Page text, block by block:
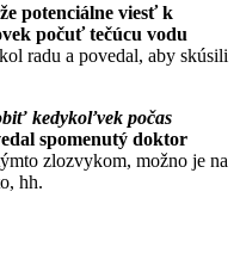
potenciálne viesť k
počuť tečúcu vodu
radu a povedal, aby skúsili
kedykoľvek počas
spomenutý doktor
zlozvykom, možno je na
hh.